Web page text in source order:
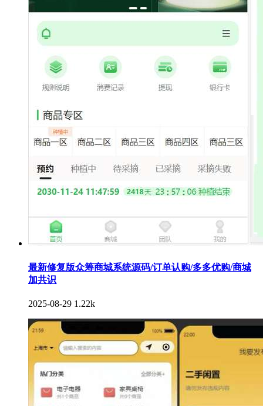
最新修复版众筹商城系统源码/订单认购/多多优购/商城
加共识
2025-08-29 1.22k